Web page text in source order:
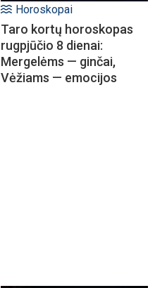
Horoskopai
Taro kortų horoskopas
rugpjūčio 8 dienai:
Mergelėms — ginčai,
Vėžiams — emocijos